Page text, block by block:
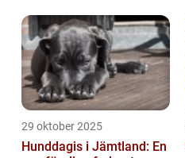
29 oktober 2025
Hunddagis i Jämtland: En